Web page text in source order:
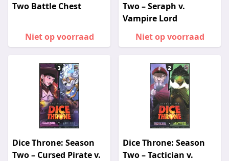
Two Battle Chest
Niet op voorraad
Two – Seraph v.
Vampire Lord
Niet op voorraad
Dice Throne: Season
Two – Cursed Pirate v.
Dice Throne: Season
Two – Tactician v.